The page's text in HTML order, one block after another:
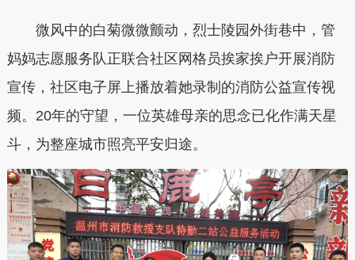
微风中的白菊微微颤动，烈士陵园外街巷中，管
妈妈志愿服务队正联合社区网格员挨家挨户开展消防
宣传，社区电子屏上播放着她录制的消防公益宣传视
频。20年的守望，一位英雄母亲的思念已化作满天星
斗，为整座城市照亮平安归途。